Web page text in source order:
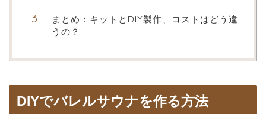
まとめ：キットとDIY製作、コストはどう違
うの？
DIYでバレルサウナを作る方法